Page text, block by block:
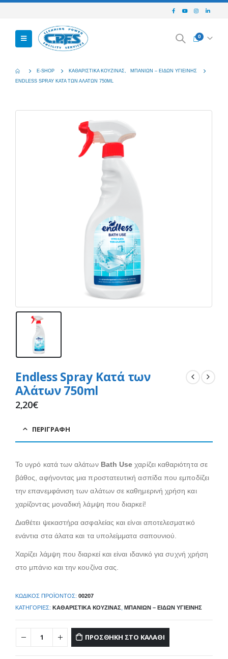
0
E-SHOP ΚΑΘΑΡΙΣΤΙΚΆ ΚΟΥΖΊΝΑΣ
ΜΠΆΝΙΩΝ – ΕΙΔΏΝ ΥΓΙΕΙΝΉΣ
ENDLESS SPRAY ΚΑΤΆ ΤΩΝ ΑΛΆΤΩΝ 750ML
Endless Spray Κατά των
Αλάτων 750ml
2,20€
ΠΕΡΙΓΡΑΦΉ
Το υγρό κατά των αλάτων Bath Useχαρίζει καθαριότητα σε
βάθος, αφήνοντας μια προστατευτική ασπίδα που εμποδίζει
την επανεμφάνιση των αλάτων σε καθημερινή χρήση και
χαρίζοντας μοναδική λάμψη που διαρκεί!
Διαθέτει ψεκαστήρα ασφαλείας και είναι αποτελεσματικό
ενάντια στα άλατα και τα υπολείμματα σαπουνιού.
Χαρίζει λάμψη που διαρκεί και είναι ιδανικό για συχνή χρήση
στο μπάνιο και την κουζίνα σας.
ΚΩΔΙΚΌΣ ΠΡΟΪΌΝΤΟΣ: 00207
ΚΑΤΗΓΟΡΊΕΣ: ΚΑΘΑΡΙΣΤΙΚΆ ΚΟΥΖΊΝΑΣ ΜΠΆΝΙΩΝ – ΕΙΔΏΝ ΥΓΙΕΙΝΉΣ
ΠΡΟΣΘΉΚΗ ΣΤΟ ΚΑΛΆΘΙ